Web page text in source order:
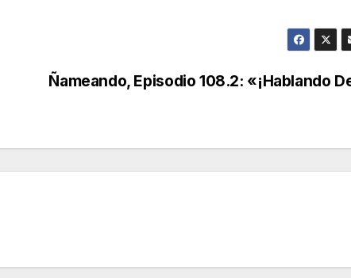
Ñameando, Episodio 108.2: «¡Hablando